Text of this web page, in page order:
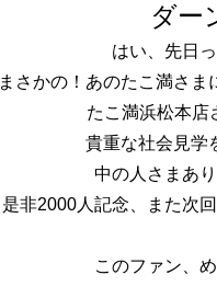
ダー
はい、先日
まさかの！あのたこ満さ
たこ満浜松本店
貴重な社会見学
中の人さまあ
このファン、